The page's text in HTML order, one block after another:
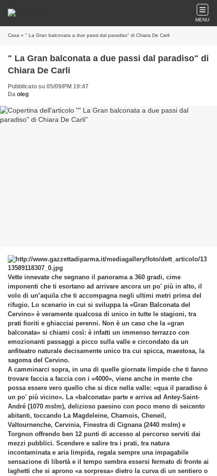
MENU
Casa » " La Gran balconata a due passi dal paradiso" di Chiara De Carli
" La Gran balconata a due passi dal paradiso" di
Chiara De Carli
Pubblicato su 05/09/PM 19:47
Da oleg
Vette innevate che segnano il panorama a 360 gradi, cime
imponenti che ti esortano ad arrivare ancora un po' più in alto, il
volo di un’aquila che ti accompagna negli ultimi metri prima del
rifugio. Lo scenario in cui si sviluppa la «Gran Balconata del
Cervino» è veramente qualcosa di unico in tutte le stagioni, tra
prati fioriti e ghiacciai perenni. Non è un caso che la «gran
balconata» si chiami così: è infatti un immenso terrazzo con
emozionanti passaggi a picco sulla valle e circondato da un
anfiteatro naturale decisamente unico tra cui spicca, maestosa, la
sagoma del Cervino.
A camminarci sopra, in una di quelle giornate limpide che ti fanno
trovare faccia a faccia con i «4000», viene anche in mente che
possa essere vero quello che si dice nella valle: «qua il paradiso è
un po' più vicino». La «balconata» parte e arriva ad Antey-Saint-
André (1070 mslm), delizioso paesino con poco meno di seicento
abitanti, toccando La Magdeleine, Chamois, Cheneil,
Valtournenche, Cervinia, Finestra di Cignana (2440 mslm) e
Torgnon offrendo ben 12 punti di accesso al percorso serviti dai
mezzi pubblici. Scendere e salire tra i prati, tra natura
incontaminata e aria limpida, regala sempre una impagabile
sensazione di libertà e il tempo sembra essersi fermato di fronte ai
laghetti che si aprono «a sorpresa» dietro la curva di un sentiero o